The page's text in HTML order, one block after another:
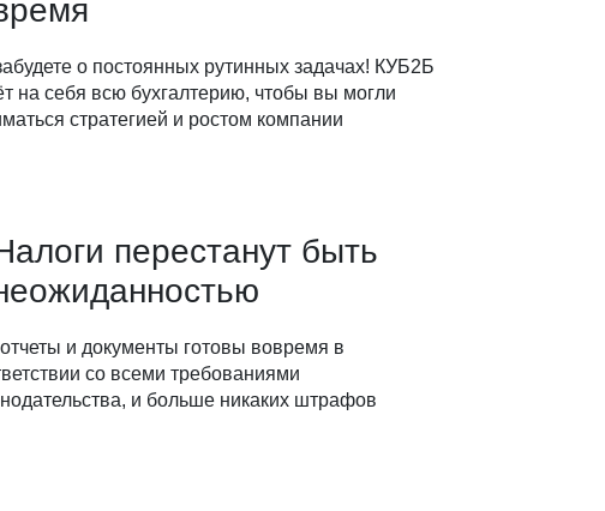
о постоянных рутинных задачах! КУБ2Б
на себя всю бухгалтерию, чтобы вы могли
стратегией и ростом компании
перестанут быть
и документы готовы вовремя в
со всеми требованиями
и больше никаких штрафов